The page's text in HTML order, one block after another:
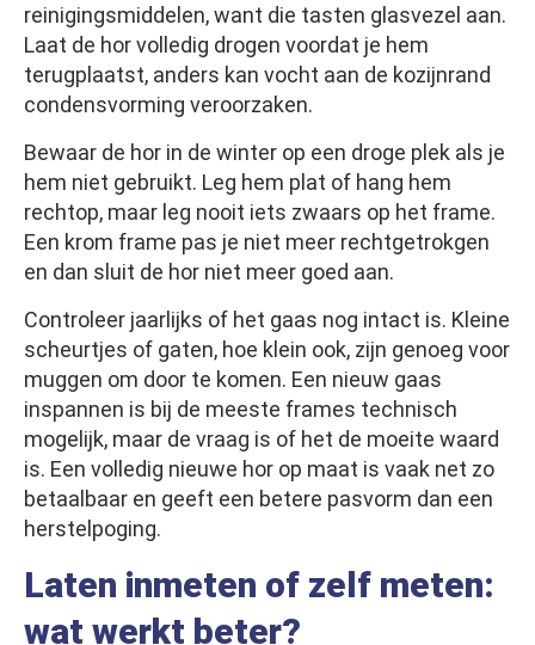
reinigingsmiddelen, want die tasten glasvezel aan.
Laat de hor volledig drogen voordat je hem
terugplaatst, anders kan vocht aan de kozijnrand
condensvorming veroorzaken.
Bewaar de hor in de winter op een droge plek als je
hem niet gebruikt. Leg hem plat of hang hem
rechtop, maar leg nooit iets zwaars op het frame.
Een krom frame pas je niet meer rechtgetrokgen
en dan sluit de hor niet meer goed aan.
Controleer jaarlijks of het gaas nog intact is. Kleine
scheurtjes of gaten, hoe klein ook, zijn genoeg voor
muggen om door te komen. Een nieuw gaas
inspannen is bij de meeste frames technisch
mogelijk, maar de vraag is of het de moeite waard
is. Een volledig nieuwe hor op maat is vaak net zo
betaalbaar en geeft een betere pasvorm dan een
herstelpoging.
Laten inmeten of zelf meten:
wat werkt beter?